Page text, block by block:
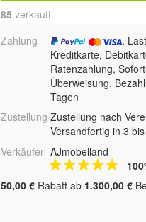
85 verkauft
Zahlung
,
Kreditkarte,
Ratenzahlung,
Überweisung,
Tagen
Zustellung Zustellung nach
Versandfertig in 3
Verkäufer AJmobelland
50,00 € Rabatt ab 1.300,00 €